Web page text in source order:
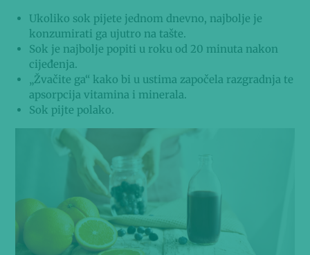
Ukoliko sok pijete jednom dnevno, najbolje je
konzumirati ga ujutro na tašte.
Sok je najbolje popiti u roku od 20 minuta nakon
cijeđenja.
„Žvačite ga“ kako bi u ustima započela razgradnja te
apsorpcija vitamina i minerala.
Sok pijte polako.